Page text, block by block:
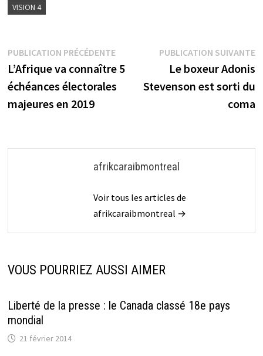
VISION 4
Navigation
de
l’article
PUBLICATION PRÉCÉDENTEPublication
précédente :
L’Afrique va connaître 5
échéances électorales
majeures en 2019
PUBLICATION SUIVANTE
Le boxeur Adonis
Stevenson est sorti du
coma
afrikcaraibmontreal
Voir tous les articles de
afrikcaraibmontreal →
VOUS POURRIEZ AUSSI AIMER
Liberté de la presse : le Canada classé 18e pays
mondial
21 février 2014